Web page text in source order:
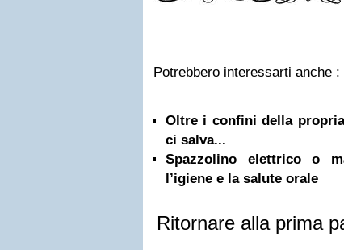
Potrebbero interessarti anche :
Oltre i confini della
ci salva...
Spazzolino elettrico o
l’igiene e la salute orale
Ritornare alla prima